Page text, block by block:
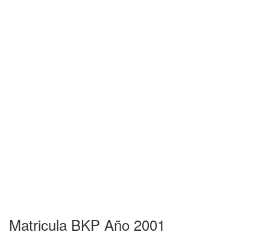
Matricula BKP Año 2001